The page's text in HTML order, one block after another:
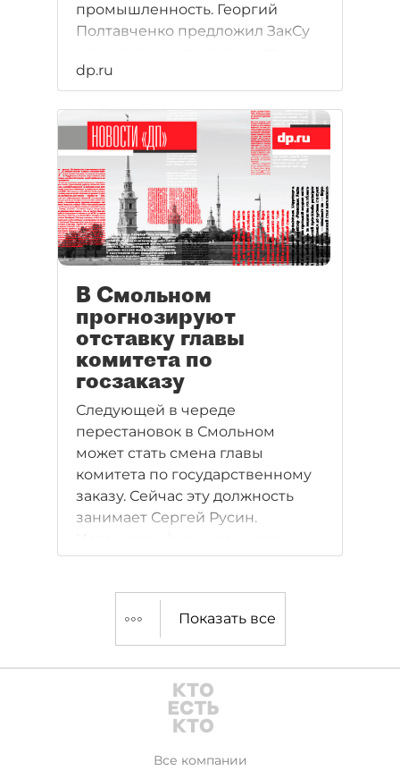
промышленность. Георгий
Полтавченко предложил ЗакСу
аудитора Счетной палаты
Сергея Мовчана - еще одного
члена православных обществ и
выходца из команды Анатолия
Собчака.
dp.ru
В Смольном
прогнозируют
отставку главы
комитета по
госзаказу
Следующей в череде
перестановок в Смольном
может стать смена главы
комитета по государственному
заказу. Сейчас эту должность
занимает Сергей Русин.
говорят о его вероятной
Показать все
Все компании